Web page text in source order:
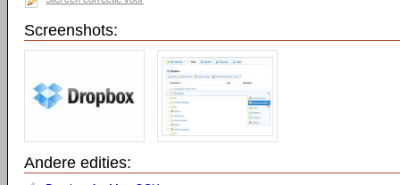
Screenshots:
Andere edities: